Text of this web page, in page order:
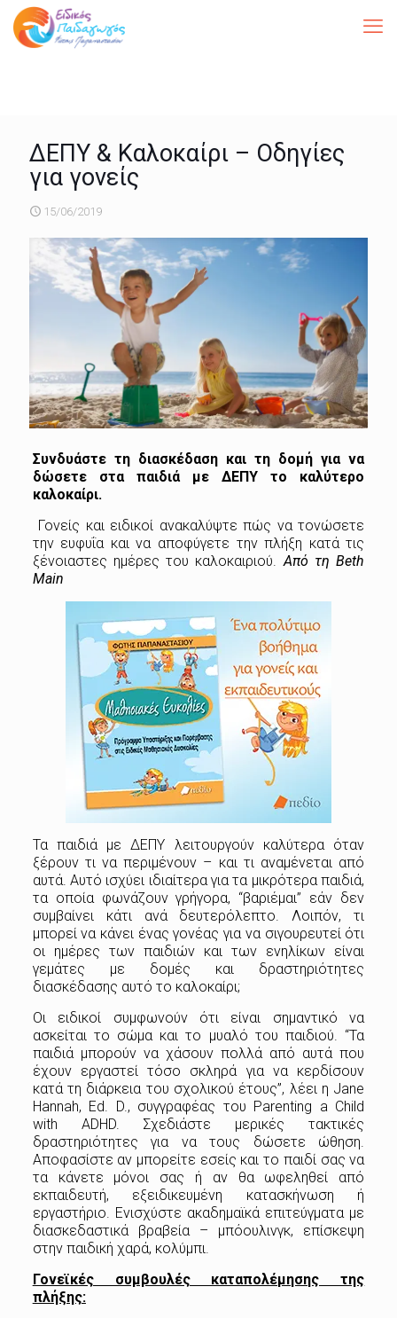
ΔΕΠΥ & Καλοκαίρι – Οδηγίες
για γονείς
15/06/2019
Συνδυάστε τη διασκέδαση και τη δομή για να
δώσετε στα παιδιά με ΔΕΠΥ το καλύτερο
καλοκαίρι.
Γονείς και ειδικοί ανακαλύψτε πώς να τονώσετε
την ευφυΐα και να αποφύγετε την πλήξη κατά τις
ξένοιαστες ημέρες του καλοκαιριού.Από τη Beth
Main
Τα παιδιά με ΔΕΠΥ λειτουργούν καλύτερα όταν
ξέρουν τι να περιμένουν – και τι αναμένεται από
αυτά. Αυτό ισχύει ιδιαίτερα για τα μικρότερα παιδιά,
τα οποία φωνάζουν γρήγορα, “βαριέμαι” εάν δεν
συμβαίνει κάτι ανά δευτερόλεπτο. Λοιπόν, τι
μπορεί να κάνει ένας γονέας για να σιγουρευτεί ότι
οι ημέρες των παιδιών και των ενηλίκων είναι
γεμάτες με δομές και δραστηριότητες
διασκέδασης αυτό το καλοκαίρι;
Οι ειδικοί συμφωνούν ότι είναι σημαντικό να
ασκείται το σώμα και το μυαλό του παιδιού. “Τα
παιδιά μπορούν να χάσουν πολλά από αυτά που
έχουν εργαστεί τόσο σκληρά για να κερδίσουν
κατά τη διάρκεια του σχολικού έτους”, λέει η Jane
Hannah, Ed. D., συγγραφέας του Parenting a Child
with ADHD. Σχεδιάστε μερικές τακτικές
δραστηριότητες για να τους δώσετε ώθηση.
Αποφασίστε αν μπορείτε εσείς και το παιδί σας να
τα κάνετε μόνοι σας ή αν θα ωφεληθεί από
εκπαιδευτή, εξειδικευμένη κατασκήνωση ή
εργαστήριο. Ενισχύστε ακαδημαϊκά επιτεύγματα με
διασκεδαστικά βραβεία – μπόουλινγκ, επίσκεψη
στην παιδική χαρά, κολύμπι.
Γονεϊκές συμβουλές καταπολέμησης της
πλήξης: